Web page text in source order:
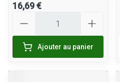
16,69 €
Ajouter au panier